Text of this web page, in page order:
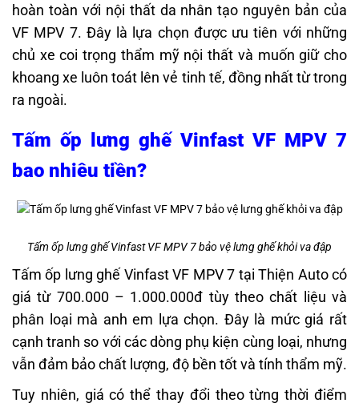
hoàn toàn với nội thất da nhân tạo nguyên bản của
VF MPV 7. Đây là lựa chọn được ưu tiên với những
chủ xe coi trọng thẩm mỹ nội thất và muốn giữ cho
khoang xe luôn toát lên vẻ tinh tế, đồng nhất từ trong
ra ngoài.
Tấm ốp lưng ghế Vinfast VF MPV 7
bao nhiêu tiền?
Tấm ốp lưng ghế Vinfast VF MPV 7 bảo vệ lưng ghế khỏi va đập
Tấm ốp lưng ghế Vinfast VF MPV 7 tại Thiện Auto có
giá từ 700.000 – 1.000.000đ tùy theo chất liệu và
phân loại mà anh em lựa chọn. Đây là mức giá rất
cạnh tranh so với các dòng phụ kiện cùng loại, nhưng
vẫn đảm bảo chất lượng, độ bền tốt và tính thẩm mỹ.
Tuy nhiên, giá có thể thay đổi theo từng thời điểm